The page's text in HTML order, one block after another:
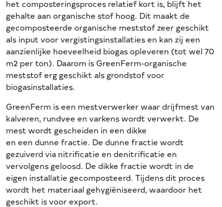
het composteringsproces relatief kort is, blijft het
gehalte aan organische stof hoog. Dit maakt de
gecomposteerde organische meststof zeer geschikt
als input voor vergistingsinstallaties en kan zij een
aanzienlijke hoeveelheid biogas opleveren (tot wel 70
m2 per ton). Daarom is GreenFerm-organische
meststof erg geschikt als grondstof voor
biogasinstallaties.
GreenFerm is een mestverwerker waar drijfmest van
kalveren, rundvee en varkens wordt verwerkt. De
mest wordt gescheiden in een dikke
en een dunne fractie. De dunne fractie wordt
gezuiverd via nitrificatie en denitrificatie en
vervolgens geloosd. De dikke fractie wordt in de
eigen installatie gecomposteerd. Tijdens dit proces
wordt het materiaal gehygiëniseerd, waardoor het
geschikt is voor export.